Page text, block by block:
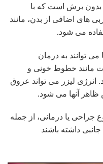
بدون برش است که با
های اضافی از بدن، مانند
می شود.
می توانند به درمان
مانند خطوط خونی و
انرژی لیزر می تواند عروق
ظاهر آنها می شود.
جراحی یا درمانی، از جمله
داشته باشند